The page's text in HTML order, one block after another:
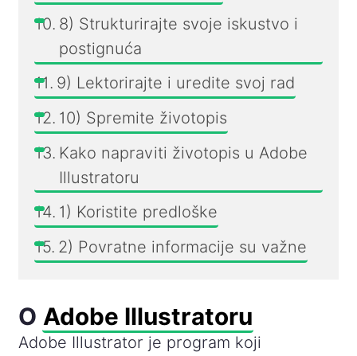
8) Strukturirajte svoje iskustvo i
postignuća
9) Lektorirajte i uredite svoj rad
10) Spremite životopis
Kako napraviti životopis u Adobe
Illustratoru
1) Koristite predloške
2) Povratne informacije su važne
O Adobe Illustratoru
Adobe Illustrator je program koji